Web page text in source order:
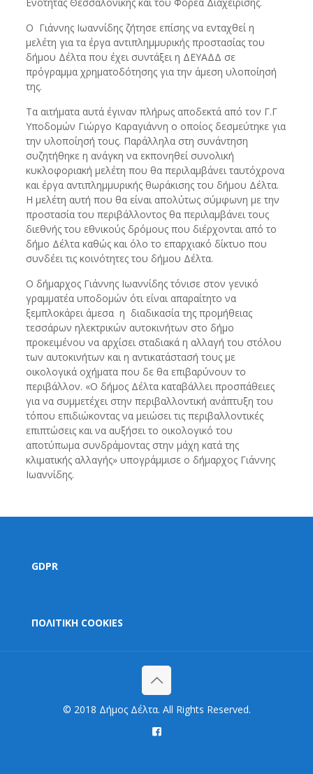
Ο Γιάννης Ιωαννίδης ζήτησε επίσης να ενταχθεί η
μελέτη για τα έργα αντιπλημμυρικής προστασίας του
δήμου Δέλτα που έχει συντάξει η ΔΕΥΑΔΔ σε
πρόγραμμα χρηματοδότησης για την άμεση υλοποίησή
της.
Τα αιτήματα αυτά έγιναν πλήρως αποδεκτά από τον Γ.Γ
Υποδομών Γιώργο Καραγιάννη ο οποίος δεσμεύτηκε για
την υλοποίησή τους. Παράλληλα στη συνάντηση
συζητήθηκε η ανάγκη να εκπονηθεί συνολική
κυκλοφοριακή μελέτη που θα περιλαμβάνει ταυτόχρονα
και έργα αντιπλημμυρικής θωράκισης του δήμου Δέλτα.
Η μελέτη αυτή που θα είναι απολύτως σύμφωνη με την
προστασία του περιβάλλοντος θα περιλαμβάνει τους
διεθνής του εθνικούς δρόμους που διέρχονται από το
δήμο Δέλτα καθώς και όλο το επαρχιακό δίκτυο που
συνδέει τις κοινότητες του δήμου Δέλτα.
Ο δήμαρχος Γιάννης Ιωαννίδης τόνισε στον γενικό
γραμματέα υποδομών ότι είναι απαραίτητο να
ξεμπλοκάρει άμεσα η διαδικασία της προμήθειας
τεσσάρων ηλεκτρικών αυτοκινήτων στο δήμο
προκειμένου να αρχίσει σταδιακά η αλλαγή του στόλου
των αυτοκινήτων και η αντικατάστασή τους με
οικολογικά οχήματα που δε θα επιβαρύνουν το
περιβάλλον. «Ο δήμος Δέλτα καταβάλλει προσπάθειες
για να συμμετέχει στην περιβαλλοντική ανάπτυξη του
τόπου επιδιώκοντας να μειώσει τις περιβαλλοντικές
επιπτώσεις και να αυξήσει το οικολογικό του
αποτύπωμα συνδράμοντας στην μάχη κατά της
κλιματικής αλλαγής» υπογράμμισε ο δήμαρχος Γιάννης
Ιωαννίδης.
GDPR
ΠΟΛΙΤΙΚΗ COOKIES
© 2018 Δήμος Δέλτα. All Rights Reserved.